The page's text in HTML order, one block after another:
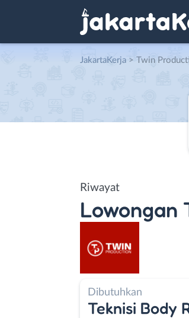
JakartaKerja > Twin
Riwayat
Lowongan
Dibutuhkan
Teknisi Body